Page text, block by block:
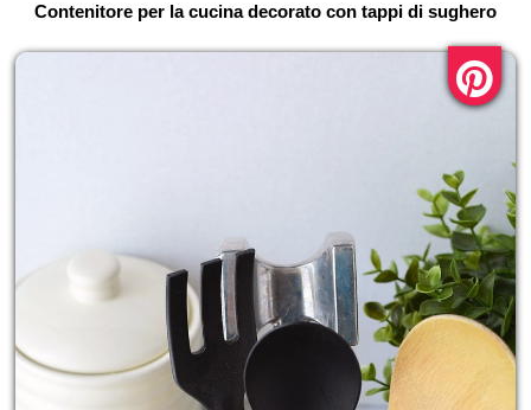
Contenitore per la cucina decorato con tappi di sughero